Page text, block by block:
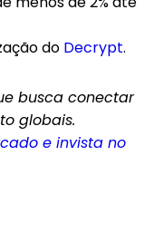
do Decrypt.
busca conectar
globais.
e invista no